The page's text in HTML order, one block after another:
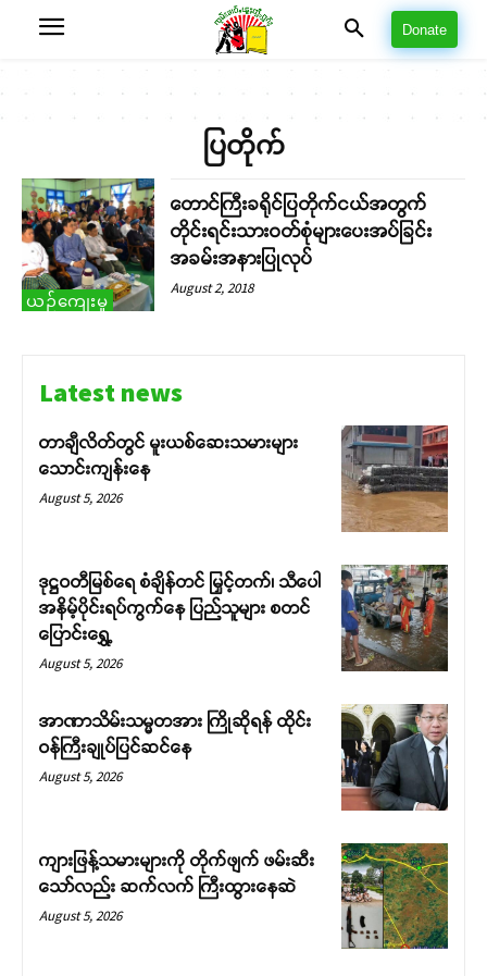
Support SHAN
Your support keeps our voice
strong. Join us today and help
heard, every voice counts, and
justice can thrive.
Donate
ပြတိုက်
ယဉ်ကျေးမှု
တောင်ကြီးခရိုင်ပြတိုက်ငယ်အတွက်
တိုင်းရင်းသားဝတ်စုံများပေးအပ်ခြင်း
အခမ်းအနားပြုလုပ်
August 2, 2018
Latest news
တာချီလိတ်တွင် မူးယစ်ဆေးသမားများ
သောင်းကျန်းနေ
August 5, 2026
ဒုဋ္ဌဝတီမြစ်ရေ စံချိန်တင် မြှင့်တက်၊ သီပေါ
အနိမ့်ပိုင်းရပ်ကွက်နေ ပြည်သူများ စတင်
ပြောင်းရွှေ့
August 5, 2026
အာဏာသိမ်းသမ္မတအား ကြိုဆိုရန် ထိုင်း
ဝန်ကြီးချုပ်ပြင်ဆင်နေ
August 5, 2026
ကျားဖြန့်သမားများကို တိုက်ဖျက် ဖမ်းဆီး
သော်လည်း ဆက်လက် ကြီးထွားနေဆဲ
August 5, 2026